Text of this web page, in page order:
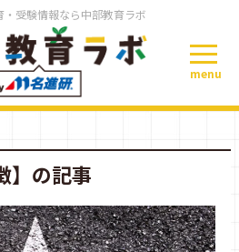
・受験情報なら中部教育ラボ
menu
】の記事